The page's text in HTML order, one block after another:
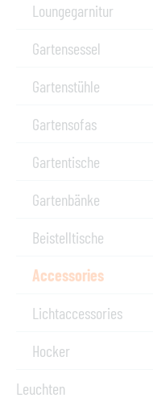
Loungegarnitur
Gartensessel
Gartenstühle
Gartensofas
Gartentische
Gartenbänke
Beistelltische
Accessories
Lichtaccessories
Hocker
Leuchten